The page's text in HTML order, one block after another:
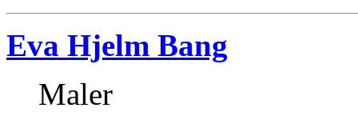
Eva Hjelm Bang
Maler